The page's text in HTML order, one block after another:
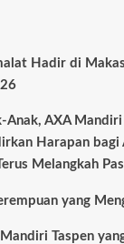
Hadir di
Anak, AXA
Harapan bagi
Melangkah
yang
Taspen